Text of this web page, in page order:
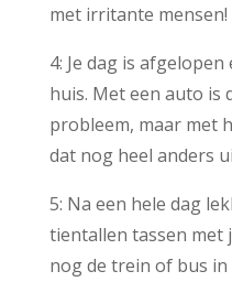
met irritante mensen!
4: Je dag is
huis. Met een auto is
probleem, maar met
dat nog heel anders
5: Na een hele dag
tientallen tassen met
nog de trein of bus